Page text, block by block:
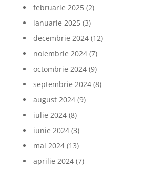
februarie 2025(2)
ianuarie 2025(3)
decembrie 2024(12)
noiembrie 2024(7)
octombrie 2024(9)
septembrie 2024(8)
august 2024(9)
iulie 2024(8)
iunie 2024(3)
mai 2024(13)
aprilie 2024(7)